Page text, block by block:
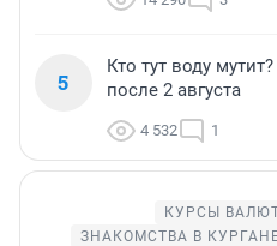
5
Кто тут воду
после 2 августа
4 532 1
КУРСЫ
ЗНАКОМСТВА В